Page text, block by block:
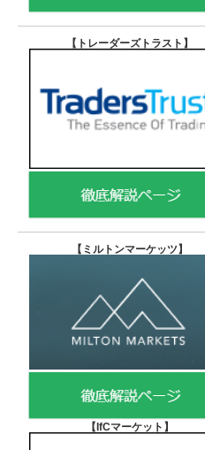
【トレーダーズトラスト 】
【 ミルトンマーケッツ】
【IfCマーケット 】